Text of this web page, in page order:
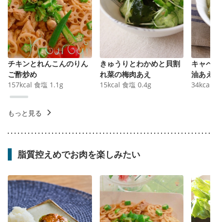
チキンとれんこんのりん
ご酢炒め
157kcal 食塩 1.1 g
きゅうりとわかめと貝割
れ菜の梅肉あえ
15kcal 食塩 0.4g
キャベ
油あえ
34kcal
もっと見る
脂質控えめでお肉を楽しみたい